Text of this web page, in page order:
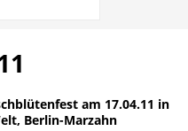
am 17.04.11 in
Berlin-Marzahn